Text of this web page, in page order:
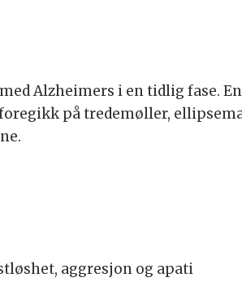
Alzheimers i en tidlig fase.
på tredemøller,
aggresjon og apati